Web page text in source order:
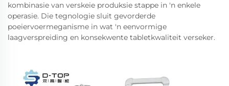
kombinasie van verskeie produksie stappe in 'n enkele
operasie. Die tegnologie sluit gevorderde
poeiervoermeganisme in wat 'n eenvormige
laagverspreiding en konsekwente tabletkwaliteit verseker.